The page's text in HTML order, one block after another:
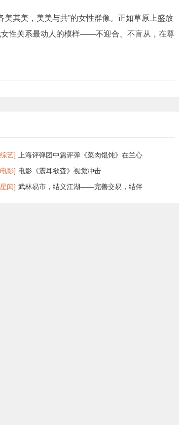
其美，美美与共”的女性群像。正如草原上盛放
性关系最动人的模样——不迎合、不盲从，在尊
艺] 上海评弹团中篇评弹《菜肉馄饨》在兰心
影] 电影《震耳欲聋》视觉冲击
闻] 武林易市，结义江湖——完善交易，结伴